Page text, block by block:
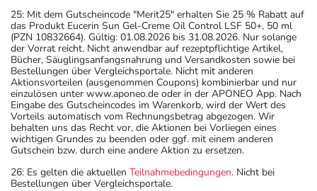
25: Mit dem Gutscheincode "Merit25" erhalten Sie 25 % Rabatt auf
das Produkt Eucerin Sun Gel-Creme Oil Control LSF 50+, 50 ml
(PZN 10832664). Gültig: 01.08.2026 bis 31.08.2026. Nur solange
der Vorrat reicht. Nicht anwendbar auf rezeptpflichtige Artikel,
Bücher, Säuglingsanfangsnahrung und Versandkosten sowie bei
Bestellungen über Vergleichsportale. Nicht mit anderen
Aktionsvorteilen (ausgenommen Coupons) kombinierbar und nur
einzulösen unter www.aponeo.de oder in der APONEO App. Nach
Eingabe des Gutscheincodes im Warenkorb, wird der Wert des
Vorteils automatisch vom Rechnungsbetrag abgezogen. Wir
behalten uns das Recht vor, die Aktionen bei Vorliegen eines
wichtigen Grundes zu beenden oder ggf. mit einem anderen
Gutschein bzw. durch eine andere Aktion zu ersetzen.
26: Es gelten die aktuellen Teilnahmebedingungen. Nicht bei
Bestellungen über Vergleichsportale.